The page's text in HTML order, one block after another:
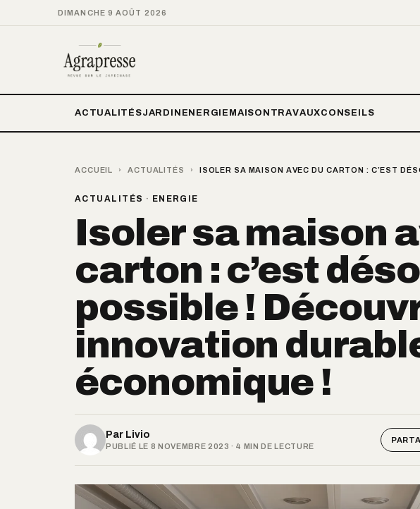
DIMANCHE 9 AOÛT 2026
ACTUALITÉSJARDIN ENERGIE MAISON TRAVAUXCONSEILS
ACCUEIL › ACTUALITÉS › ISOLER SA MAISON AVEC DU CARTON : C’EST
ACTUALITÉS · ENERGIE
Isoler sa maison
carton : c’est
possible !
innovation
économique !
Par Livio
PUBLIÉ LE 8 NOVEMBRE 2023 · 4 MIN DE LECTURE